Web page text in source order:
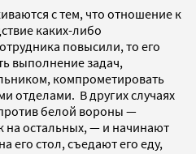
с тем, что отношение к
каких-либо
повысили, то его
выполнение задач,
компрометировать
отделами. В других случаях
белой вороны —
на остальных, — и начинают
его стол, съедают его еду,